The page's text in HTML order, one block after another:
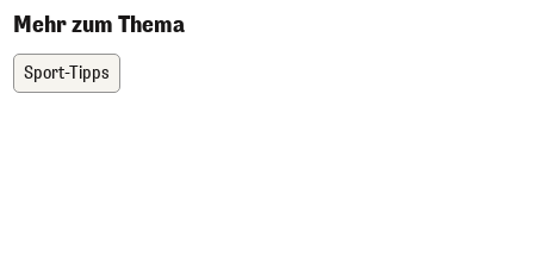
Mehr zum Thema
Sport-Tipps